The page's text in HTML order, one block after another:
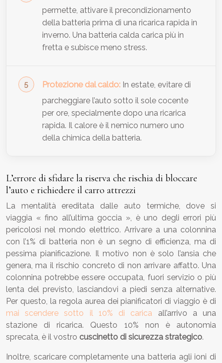
permette, attivare il precondizionamento
della batteria prima di una ricarica rapida in
inverno. Una batteria calda carica più in
fretta e subisce meno stress.
Protezione dal caldo: In estate, evitare di
parcheggiare l’auto sotto il sole cocente
per ore, specialmente dopo una ricarica
rapida. Il calore è il nemico numero uno
della chimica della batteria.
L’errore di sfidare la riserva che rischia di bloccare
l’auto e richiedere il carro attrezzi
La mentalità ereditata dalle auto termiche, dove si
viaggia « fino all’ultima goccia », è uno degli errori più
pericolosi nel mondo elettrico. Arrivare a una colonnina
con l’1% di batteria non è un segno di efficienza, ma di
pessima pianificazione. Il motivo non è solo l’ansia che
genera, ma il rischio concreto di non arrivare affatto. Una
colonnina potrebbe essere occupata, fuori servizio o più
lenta del previsto, lasciandovi a piedi senza alternative.
Per questo, la regola aurea dei pianificatori di viaggio è di
mai scendere sotto il 10% di carica all’arrivo a una
stazione di ricarica. Questo 10% non è autonomia
sprecata, è il vostro cuscinetto di sicurezza strategico.
Inoltre, scaricare completamente una batteria agli ioni di